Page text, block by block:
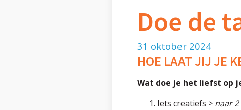
Doe de
31 oktober 2024
HOE LAAT JIJ JE
Wat doe je het liefst op
Iets creatiefs > naar 2